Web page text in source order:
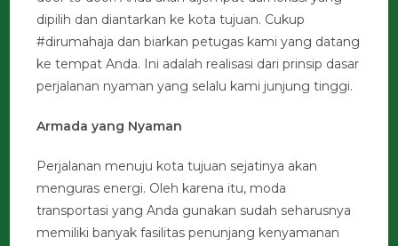
dipilih dan diantarkan ke kota tujuan. Cukup
#dirumahaja dan biarkan petugas kami yang datang
ke tempat Anda. Ini adalah realisasi dari prinsip dasar
perjalanan nyaman yang selalu kami junjung tinggi.
Armada yang Nyaman
Perjalanan menuju kota tujuan sejatinya akan
menguras energi. Oleh karena itu, moda
transportasi yang Anda gunakan sudah seharusnya
memiliki banyak fasilitas penunjang kenyamanan